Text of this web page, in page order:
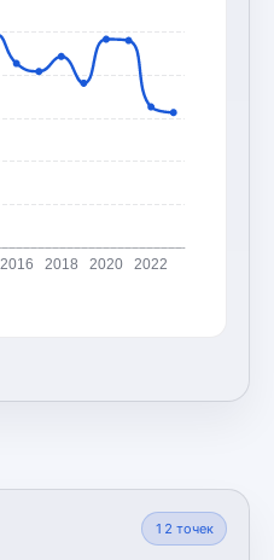
2016 2018 2020 2022
12 точек